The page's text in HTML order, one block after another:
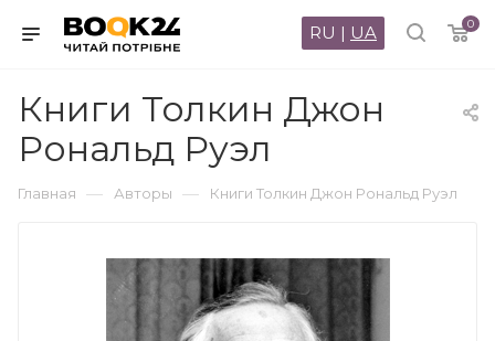
0
RU | UA
Книги Толкин Джон
Рональд Руэл
Главная — Авторы — Книги Толкин Джон Рональд Руэл